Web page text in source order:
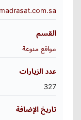
القسم
مواقع منوعة
عدد الزيارات
327
تاريخ الإضافة